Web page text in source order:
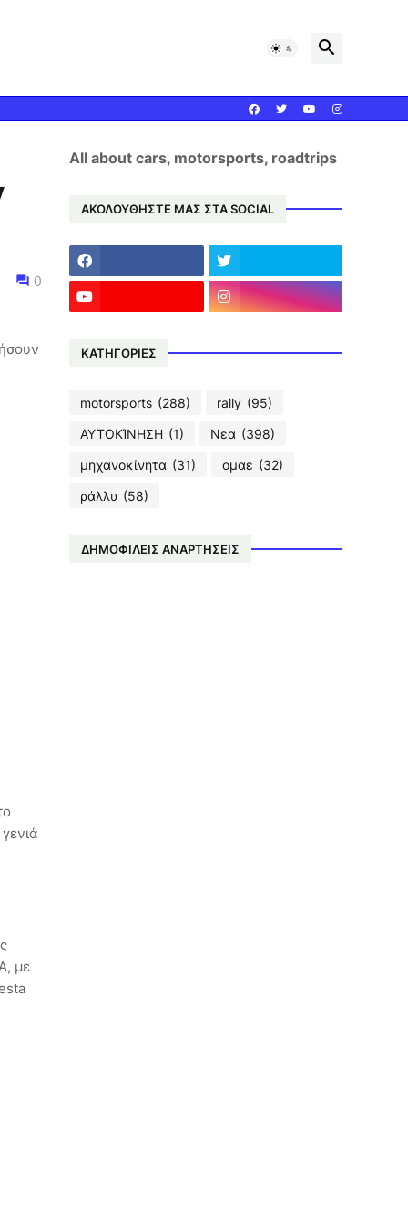
0
με
All about cars, motorsports, roadtrips
ΑΚΟΛΟΥΘΗΣΤΕ ΜΑΣ ΣΤΑ SOCIAL
ΚΑΤΗΓΟΡΙΕΣ
motorsports (288) rally (95)
ΑΥΤΟΚΊΝΗΣΗ (1) Νεα (398)
μηχανοκίνητα (31) ομαε (32)
ράλλυ (58)
ΔΗΜΟΦΙΛΕΙΣ ΑΝΑΡΤΗΣΕΙΣ